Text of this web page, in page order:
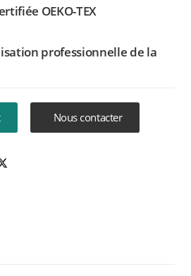
OEKO-TEX
professionnelle de la
Nous contacter